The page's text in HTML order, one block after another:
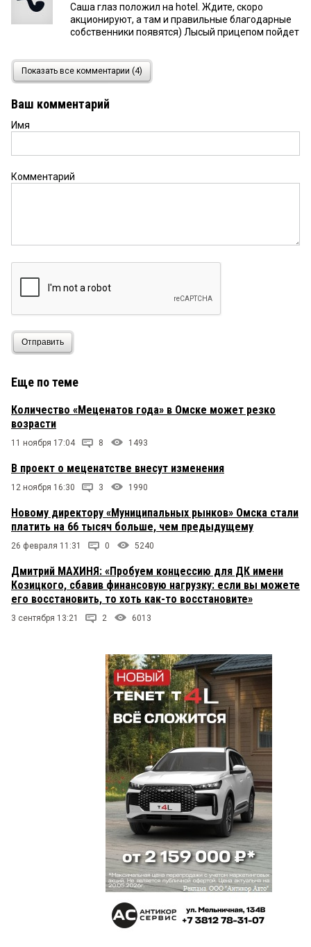
Саша глаз положил на hotel. Ждите, скоро
акционируют, а там и правильные благодарные
собственники появятся) Лысый прицепом пойдет
Мама выпускника
Как же это расточительно! Приглашать из
в Омске есть прекрасный ВУЗ где готовят
молодёжь уезжает из города глядя на такие
Показать все комментарии (4)
Ваш комментарий
Имя
Комментарий
Отправить
Еще по теме
Количество «Меценатов года» в Омске может резко
возрасти
11 ноября 17:04 8 1493
В проект о меценатстве внесут изменения
12 ноября 16:30 3 1990
Новому директору «Муниципальных рынков» Омска стали
платить на 66 тысяч больше, чем предыдущему
26 февраля 11:31 0 5240
Дмитрий МАХИНЯ: «Пробуем концессию для ДК имени
Козицкого, сбавив финансовую нагрузку: если вы можете
его восстановить, то хоть как-то восстановите»
3 сентября 13:21 2 6013